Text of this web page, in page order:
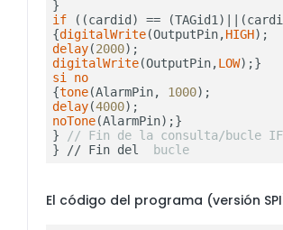
if ((cardid) ==
{digitalWrite(OutputPin,HIGH
delay(2000
digitalWrite(OutputPin,LOW
si no
{tone(AlarmPin, 1000
delay(4000
noTone(AlarmPin);}
}
// Fin de la consulta/bucle IF
} // Fin del
bucle
El código del programa (versión